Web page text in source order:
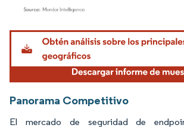
Imagen © Mordor Intelligence. El uso requiere
Panorama Competitivo
El mercado de seguridad de